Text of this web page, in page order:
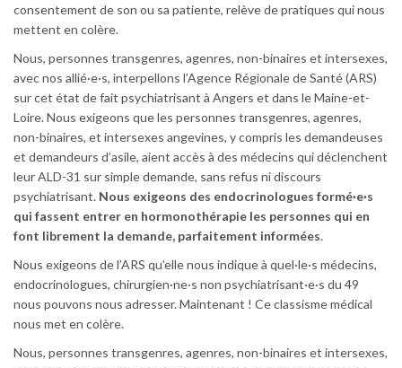
consentement de son ou sa patiente, relève de pratiques qui nous
mettent en colère.
Nous, personnes transgenres, agenres, non-binaires et intersexes,
avec nos allié·e·s, interpellons l’Agence Régionale de Santé (ARS)
sur cet état de fait psychiatrisant à Angers et dans le Maine-et-
Loire. Nous exigeons que les personnes transgenres, agenres,
non-binaires, et intersexes angevines, y compris les demandeuses
et demandeurs d’asile, aient accès à des médecins qui déclenchent
leur ALD-31 sur simple demande, sans refus ni discours
psychiatrisant. Nous exigeons des endocrinologues formé·e·s
qui fassent entrer en hormonothérapie les personnes qui en
font librement la demande, parfaitement informées.
Nous exigeons de l’ARS qu’elle nous indique à quel·le·s médecins,
endocrinologues, chirurgien·ne·s non psychiatrisant·e·s du 49
nous pouvons nous adresser. Maintenant ! Ce classisme médical
nous met en colère.
Nous, personnes transgenres, agenres, non-binaires et intersexes,